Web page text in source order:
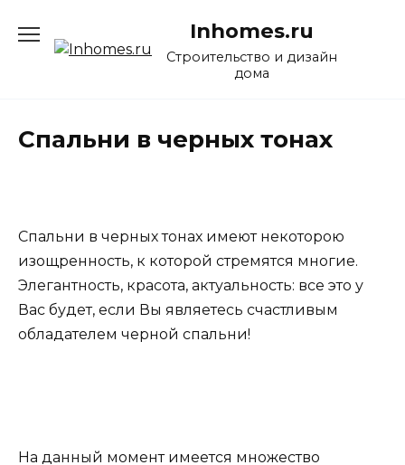
содержанию
Inhomes.ru
Строительство и дизайн
дома
Спальни в черных тонах
Спальни в черных тонах имеют некоторою
изощренность, к которой стремятся многие.
Элегантность, красота, актуальность: все это у
Вас будет, если Вы являетесь счастливым
обладателем черной спальни!
На данный момент имеется множество